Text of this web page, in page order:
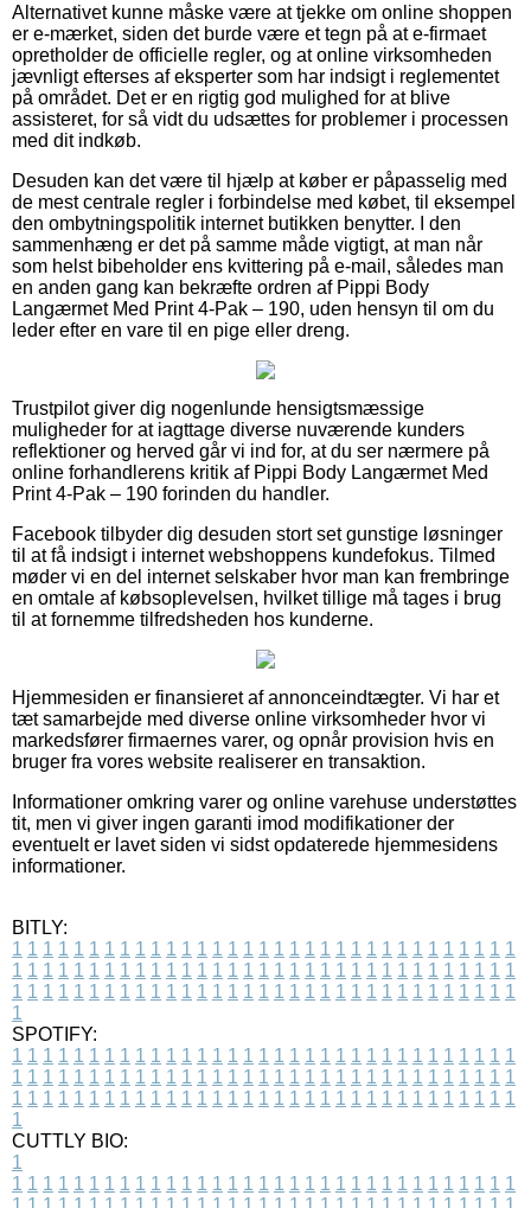
Alternativet kunne måske være at tjekke om online shoppen
er e-mærket, siden det burde være et tegn på at e-firmaet
opretholder de officielle regler, og at online virksomheden
jævnligt efterses af eksperter som har indsigt i reglementet
på området. Det er en rigtig god mulighed for at blive
assisteret, for så vidt du udsættes for problemer i processen
med dit indkøb.
Desuden kan det være til hjælp at køber er påpasselig med
de mest centrale regler i forbindelse med købet, til eksempel
den ombytningspolitik internet butikken benytter. I den
sammenhæng er det på samme måde vigtigt, at man når
som helst bibeholder ens kvittering på e-mail, således man
en anden gang kan bekræfte ordren af Pippi Body
Langærmet Med Print 4-Pak – 190, uden hensyn til om du
leder efter en vare til en pige eller dreng.
Trustpilot giver dig nogenlunde hensigtsmæssige
muligheder for at iagttage diverse nuværende kunders
reflektioner og herved går vi ind for, at du ser nærmere på
online forhandlerens kritik af Pippi Body Langærmet Med
Print 4-Pak – 190 forinden du handler.
Facebook tilbyder dig desuden stort set gunstige løsninger
til at få indsigt i internet webshoppens kundefokus. Tilmed
møder vi en del internet selskaber hvor man kan frembringe
en omtale af købsoplevelsen, hvilket tillige må tages i brug
til at fornemme tilfredsheden hos kunderne.
Hjemmesiden er finansieret af annonceindtægter. Vi har et
tæt samarbejde med diverse online virksomheder hvor vi
markedsfører firmaernes varer, og opnår provision hvis en
bruger fra vores website realiserer en transaktion.
Informationer omkring varer og online varehuse understøttes
tit, men vi giver ingen garanti imod modifikationer der
eventuelt er lavet siden vi sidst opdaterede hjemmesidens
informationer.
BITLY:
1 1 1 1 1 1 1 1 1 1 1 1 1 1 1 1 1 1 1 1 1 1 1 1 1 1 1 1 1 1 1 1 1
1 1 1 1 1 1 1 1 1 1 1 1 1 1 1 1 1 1 1 1 1 1 1 1 1 1 1 1 1 1 1 1 1
1 1 1 1 1 1 1 1 1 1 1 1 1 1 1 1 1 1 1 1 1 1 1 1 1 1 1 1 1 1 1 1 1
1
SPOTIFY:
1 1 1 1 1 1 1 1 1 1 1 1 1 1 1 1 1 1 1 1 1 1 1 1 1 1 1 1 1 1 1 1 1
1 1 1 1 1 1 1 1 1 1 1 1 1 1 1 1 1 1 1 1 1 1 1 1 1 1 1 1 1 1 1 1 1
1 1 1 1 1 1 1 1 1 1 1 1 1 1 1 1 1 1 1 1 1 1 1 1 1 1 1 1 1 1 1 1 1
1
CUTTLY BIO:
1
1 1 1 1 1 1 1 1 1 1 1 1 1 1 1 1 1 1 1 1 1 1 1 1 1 1 1 1 1 1 1 1 1